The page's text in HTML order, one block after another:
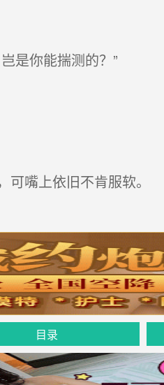
是你能揣测的？”
嘴上依旧不肯服软。
目录